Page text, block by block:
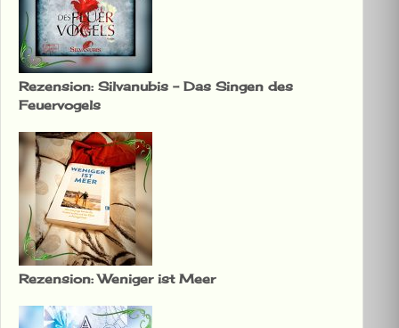
Rezension: Silvanubis – Das Singen des
Feuervogels
Rezension: Weniger ist Meer